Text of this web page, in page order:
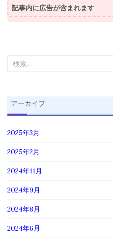
記事内に広告が含まれます
検
象:
アーカイブ
2025年3月
2025年2月
2024年11月
2024年9月
2024年8月
2024年6月